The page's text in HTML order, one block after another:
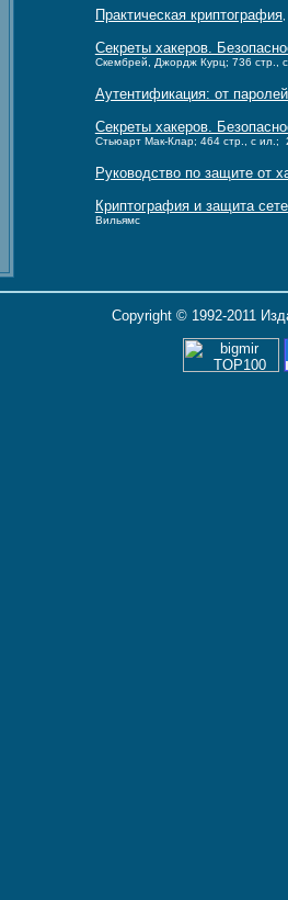
Практическая криптография,
Секреты хакеров.
Скембрей, Джордж Курц; 736 стр.,
Аутентификация: от
Секреты хакеров.
Стьюарт Мак-Клар; 464 стр., с ил.;
Руководство по защите от
Криптография и защита
Вильямс
Copyright © 1992-2011